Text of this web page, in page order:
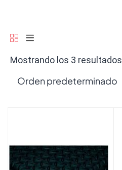
Mostrando los 3 resultados